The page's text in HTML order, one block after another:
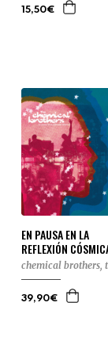
15,50€
EN PAUSA EN LA
REFLEXIÓN
chemical brothers,
39,90€